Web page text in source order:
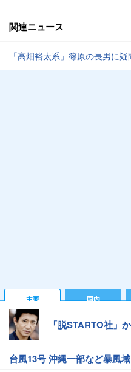
関連ニュース
「高畑裕太系」篠原の長男に疑
主要 国内
「脱STARTO社」
台風13号 沖縄一部など暴風